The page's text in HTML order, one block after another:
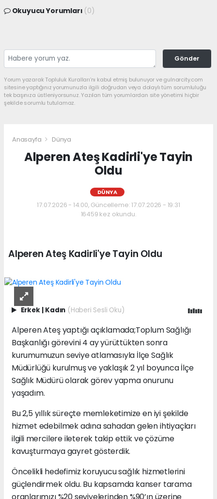
Okuyucu Yorumları (0)
Gönder
Yorum yazarak Topluluk Kuralları’nı kabul etmiş bulunuyor ve gulnarcity.com
sitesine yaptığınız yorumunuzla ilgili doğrudan veya dolaylı tüm sorumluluğu
tek başınıza üstleniyorsunuz. Yazılan tüm yorumlardan site yönetimi hiçbir
şekilde sorumlu tutulamaz.
Anasayfa Dünya
Alperen Ateş Kadirli'ye Tayin
Oldu
DÜNYA
17.07.2026 - 14:00, Güncelleme: 17.07.2026 - 19:31
16459 kez okundu.
Alperen Ateş Kadirli'ye Tayin Oldu
Erkek | Kadın (Haberi Sesli Oku)
Alperen Ateş yaptığı açıklamada;Toplum Sağlığı
Başkanlığı görevini 4 ay yürüttükten sonra
kurumumuzun seviye atlamasıyla İlçe Sağlık
Müdürlüğü kurulmuş ve yaklaşık 2 yıl boyunca İlçe
Sağlık Müdürü olarak görev yapma onurunu
yaşadım.
Bu 2,5 yıllık süreçte memleketimize en iyi şekilde
hizmet edebilmek adına sahadan gelen ihtiyaçları
ilgili mercilere ileterek takip ettik ve çözüme
kavuşturmaya gayret gösterdik.
Öncelikli hedefimiz koruyucu sağlık hizmetlerini
güçlendirmek oldu. Bu kapsamda kanser tarama
oranlarımızı %20 seviyelerinden %90’ın üzerine